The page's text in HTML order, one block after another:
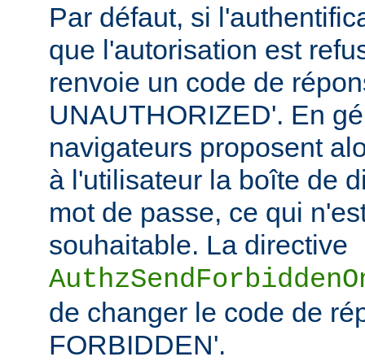
Par défaut, si
que l'autorisation est
renvoie un code de
UNAUTHORIZED'. En
navigateurs proposent
à l'utilisateur la boîte de
mot de passe, ce qui
souhaitable. La directive
de changer le code de
FORBIDDEN'.